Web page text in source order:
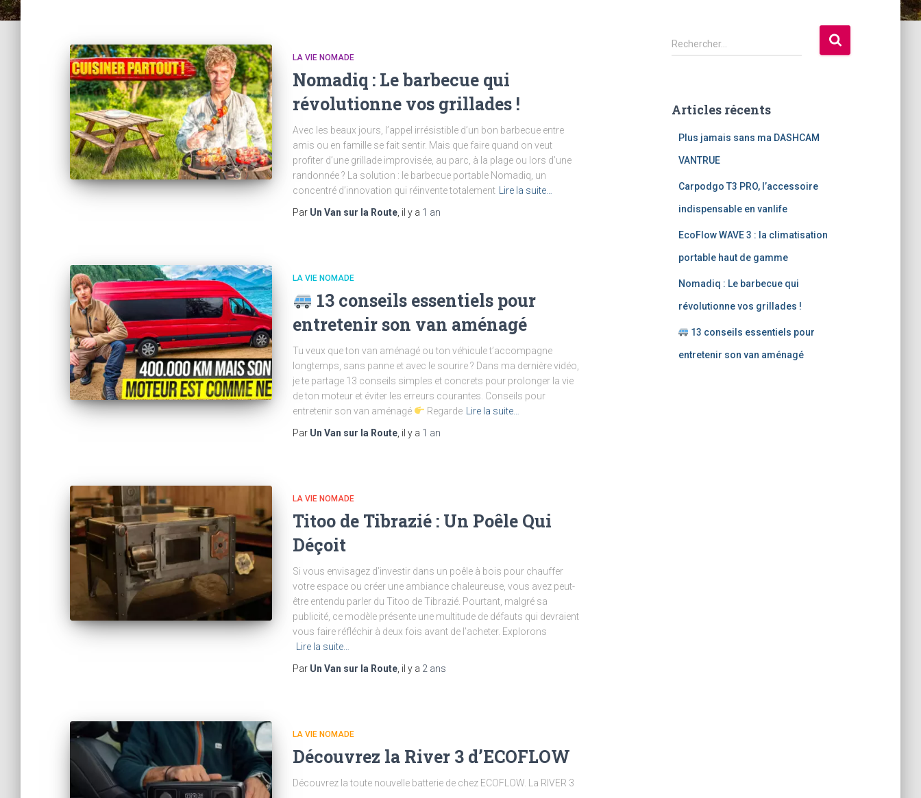
LA VIE NOMADE
Nomadiq : Le barbecue qui
révolutionne vos grillades !
Avec les beaux jours, l’appel irrésistible d’un bon barbecue entre
amis ou en famille se fait sentir. Mais que faire quand on veut
profiter d’une grillade improvisée, au parc, à la plage ou lors d’une
randonnée ? La solution : le barbecue portable Nomadiq, un
concentré d’innovation qui réinvente totalement
Lire la suite…
Par Un Van sur la Route , il y a 1 an
LA VIE NOMADE
13 conseils essentiels pour
entretenir son van aménagé
Tu veux que ton van aménagé ou ton véhicule t’accompagne
longtemps, sans panne et avec le sourire ? Dans ma dernière vidéo,
je te partage 13 conseils simples et concrets pour prolonger la vie
de ton moteur et éviter les erreurs courantes. Conseils pour
entretenir son van aménagé
Regarde
Lire la suite…
Par Un Van sur la Route , il y a 1 an
LA VIE NOMADE
Titoo de Tibrazié : Un Poêle Qui
Déçoit
Si vous envisagez d’investir dans un poêle à bois pour chauffer
votre espace ou créer une ambiance chaleureuse, vous avez peut-
être entendu parler du Titoo de Tibrazié. Pourtant, malgré sa
publicité, ce modèle présente une multitude de défauts qui devraient
vous faire réfléchir à deux fois avant de l’acheter. Explorons
Lire la suite…
Par Un Van sur la Route , il y a 2 ans
LA VIE NOMADE
Découvrez la River 3 d’ECOFLOW
Découvrez la toute nouvelle batterie de chez ECOFLOW. La RIVER 3
R
e
r
Rechercher…
Articles récents
Plus jamais sans ma DASHCAM
VANTRUE
Carpodgo T3 PRO, l’accessoire
indispensable en vanlife
EcoFlow WAVE 3 : la climatisation
portable haut de gamme
Nomadiq : Le barbecue qui
révolutionne vos grillades !
13 conseils essentiels pour
entretenir son van aménagé